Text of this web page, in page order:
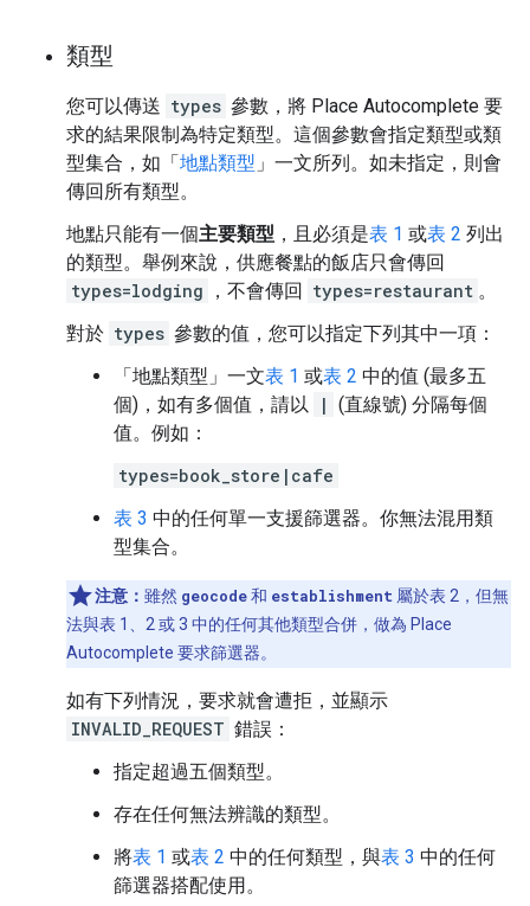
類型
您可以傳送 types 參數，將 Place Autocomplete 要
求的結果限制為特定類型。這個參數會指定類型或類
型集合，如「地點類型 」一文所列。如未指定，則會
傳回所有類型。
地點只能有一個主要類型 ，且必須是表 1 或表 2 列出
的類型。舉例來說，供應餐點的飯店只會傳回
types=lodging
，不會傳回 types=restaurant 。
對於 types 參數的值，您可以指定下列其中一項：
「地點類型」一文表 1 或表 2 中的值 (最多五
個)，如有多個值，請以
| (直線號) 分隔每個
值。例如：
types=book_store|cafe
表 3 中的任何單一支援篩選器。你無法混用類
型集合。
注意： 雖然 geocode和 establishment 屬於表 2，但無
法與表 1、2 或 3 中的任何其他類型合併，做為 Place
Autocomplete 要求篩選器。
如有下列情況，要求就會遭拒，並顯示
INVALID_REQUEST 錯誤：
指定超過五個類型。
存在任何無法辨識的類型。
將表 1 或表 2 中的任何類型，與表 3 中的任何
篩選器搭配使用。